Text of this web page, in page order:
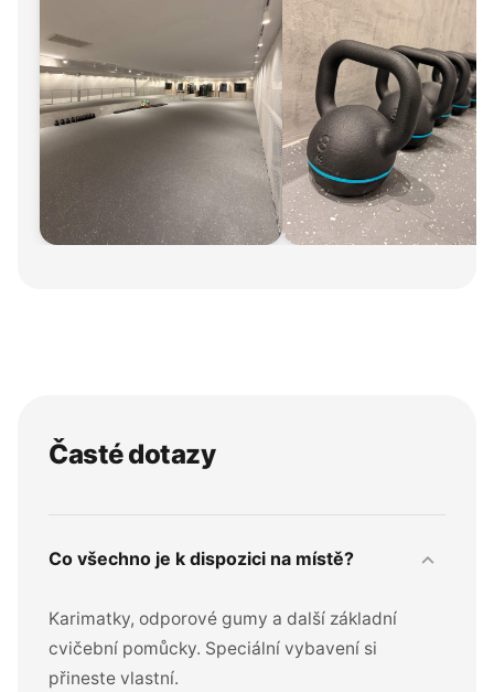
Časté dotazy
Co všechno je k dispozici na místě? expand_more
Karimatky, odporové gumy a další základní
cvičební pomůcky. Speciální vybavení si
přineste vlastní.